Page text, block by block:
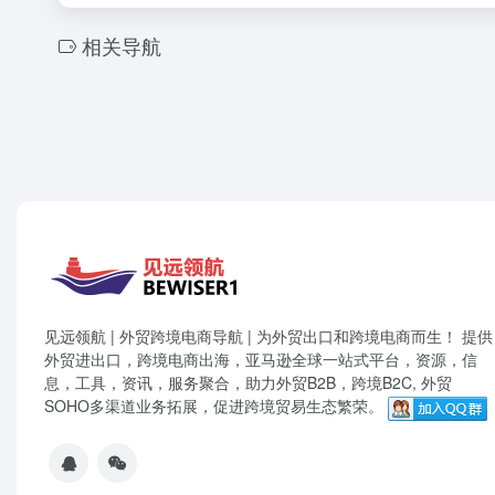
相关导航
见远领航 | 外贸跨境电商导航 | 为外贸出口和跨境电商而生！ 提供
外贸进出口，跨境电商出海，亚马逊全球一站式平台，资源，信
息，工具，资讯，服务聚合，助力外贸B2B，跨境B2C, 外贸
SOHO多渠道业务拓展，促进跨境贸易生态繁荣。